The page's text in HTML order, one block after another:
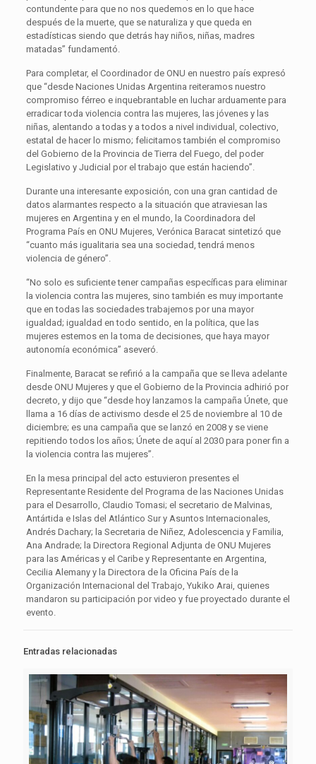
contundente para que no nos quedemos en lo que hace
después de la muerte, que se naturaliza y que queda en
estadísticas siendo que detrás hay niños, niñas, madres
matadas” fundamentó.
Para completar, el Coordinador de ONU en nuestro país expresó
que “desde Naciones Unidas Argentina reiteramos nuestro
compromiso férreo e inquebrantable en luchar arduamente para
erradicar toda violencia contra las mujeres, las jóvenes y las
niñas, alentando a todas y a todos a nivel individual, colectivo,
estatal de hacer lo mismo; felicitamos también el compromiso
del Gobierno de la Provincia de Tierra del Fuego, del poder
Legislativo y Judicial por el trabajo que están haciendo”.
Durante una interesante exposición, con una gran cantidad de
datos alarmantes respecto a la situación que atraviesan las
mujeres en Argentina y en el mundo, la Coordinadora del
Programa País en ONU Mujeres, Verónica Baracat sintetizó que
“cuanto más igualitaria sea una sociedad, tendrá menos
violencia de género”.
“No solo es suficiente tener campañas específicas para eliminar
la violencia contra las mujeres, sino también es muy importante
que en todas las sociedades trabajemos por una mayor
igualdad; igualdad en todo sentido, en la política, que las
mujeres estemos en la toma de decisiones, que haya mayor
autonomía económica” aseveró.
Finalmente, Baracat se refirió a la campaña que se lleva adelante
desde ONU Mujeres y que el Gobierno de la Provincia adhirió por
decreto, y dijo que “desde hoy lanzamos la campaña Únete, que
llama a 16 días de activismo desde el 25 de noviembre al 10 de
diciembre; es una campaña que se lanzó en 2008 y se viene
repitiendo todos los años; Únete de aquí al 2030 para poner fin a
la violencia contra las mujeres”.
En la mesa principal del acto estuvieron presentes el
Representante Residente del Programa de las Naciones Unidas
para el Desarrollo, Claudio Tomasi; el secretario de Malvinas,
Antártida e Islas del Atlántico Sur y Asuntos Internacionales,
Andrés Dachary; la Secretaria de Niñez, Adolescencia y Familia,
Ana Andrade; la Directora Regional Adjunta de ONU Mujeres
para las Américas y el Caribe y Representante en Argentina,
Cecilia Alemany y la Directora de la Oficina País de la
Organización Internacional del Trabajo, Yukiko Arai, quienes
mandaron su participación por video y fue proyectado durante el
evento.
Entradas relacionadas